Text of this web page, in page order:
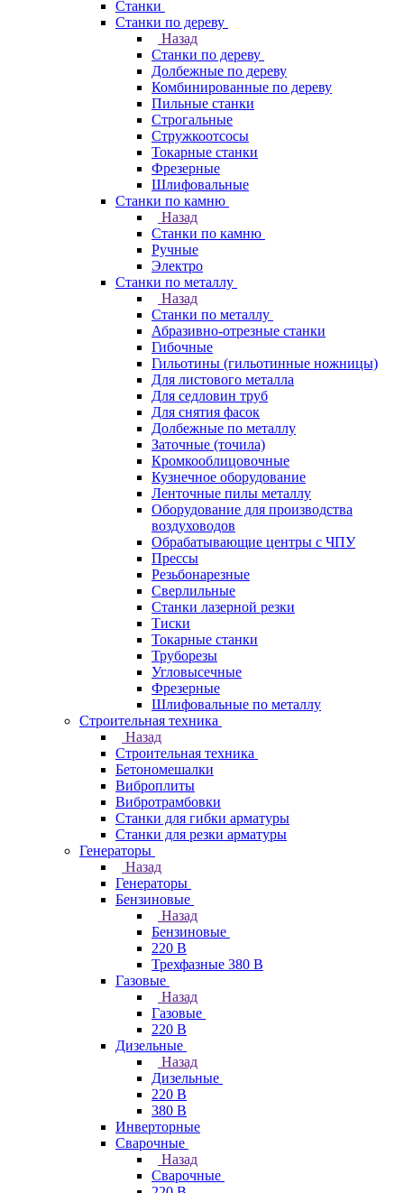
Станки
Станки по дереву
Назад
Станки по дереву
Долбежные по дереву
Комбинированные по дереву
Пильные станки
Строгальные
Стружкоотсосы
Токарные станки
Фрезерные
Шлифовальные
Станки по камню
Назад
Станки по камню
Ручные
Электро
Станки по металлу
Назад
Станки по металлу
Абразивно-отрезные станки
Гибочные
Гильотины (гильотинные ножницы)
Для листового металла
Для седловин труб
Для снятия фасок
Долбежные по металлу
Заточные (точила)
Кромкооблицовочные
Кузнечное оборудование
Ленточные пилы металлу
Оборудование для производства
воздуховодов
Обрабатывающие центры с ЧПУ
Прессы
Резьбонарезные
Сверлильные
Станки лазерной резки
Тиски
Токарные станки
Труборезы
Угловысечные
Фрезерные
Шлифовальные по металлу
Строительная техника
Назад
Строительная техника
Бетономешалки
Виброплиты
Вибротрамбовки
Станки для гибки арматуры
Станки для резки арматуры
Генераторы
Назад
Генераторы
Бензиновые
Назад
Бензиновые
220 В
Трехфазные 380 В
Газовые
Назад
Газовые
220 В
Дизельные
Назад
Дизельные
220 В
380 В
Инверторные
Сварочные
Назад
Сварочные